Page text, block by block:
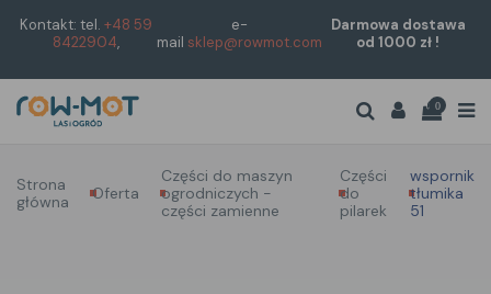
Kontakt: tel.+48 59
8422904,
e-
mail sklep@rowmot.com
Darmowa dostawa
od 1000 zł !
0
Strona
główna
Oferta
Części do maszyn
ogrodniczych -
części zamienne
Części
do
pilarek
wspornik
tłumika
51